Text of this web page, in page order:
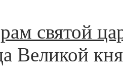
святой
Великой